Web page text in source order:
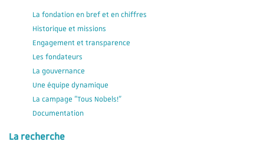
La fondation en bref et en chiffres
Historique et missions
Engagement et transparence
Les fondateurs
La gouvernance
Une équipe dynamique
La campage "Tous Nobels!"
Documentation
La recherche